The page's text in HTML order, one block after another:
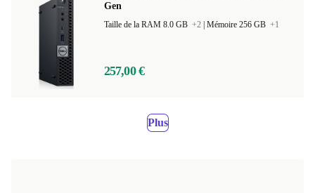
Gen
Taille de la RAM 8.0 GB +2 Mémoire 256 GB +1
257,00 €
Plus